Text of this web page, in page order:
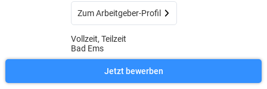
Zum Arbeitgeber-Profil
Vollzeit, Teilzeit
Bad Ems
Jetzt bewerben